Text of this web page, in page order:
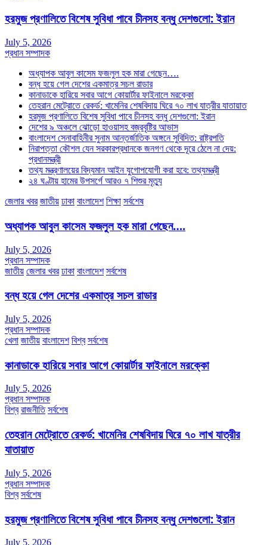
হরমুজ প্রণালিতে বিশেষ সুবিধা পাবে চীনসহ বন্ধু দেশগুলো: ইরান
July 5, 2026
প্রধান সম্পাদক
অধ্যাপক আবুল কাসেম ফজলুল হক মারা গেছেন….
বন্ধ হয়ে গেল দেশের একমাত্র সচল রাডার
কানাডাকে হারিয়ে সবার আগে কোয়ার্টার ফাইনালে মরক্কো
তেহরান মেট্রোতে রেকর্ড: খামেনির শেষবিদায় ঘিরে ৭০ লাখ যাত্রীর যাতায়াত
হরমুজ প্রণালিতে বিশেষ সুবিধা পাবে চীনসহ বন্ধু দেশগুলো: ইরান
দেশের ৯ অঞ্চলে ঝোড়ো হাওয়াসহ বজ্রবৃষ্টির আভাস
বাংলাদেশ সেনাবাহিনীর সুনাম আন্তর্জাতিক অঙ্গনে সুবিদিত: রাষ্ট্রপতি
নিরাপত্তা কৌশল যেন সরকারপ্রধানকে জনগণ থেকে দূরে ঠেলে না দেয়:
প্রধানমন্ত্রী
তথ্য মন্ত্রণালয়ের বিদ্যমান আইন যুগোপযোগী করা হবে: তথ্যমন্ত্রী
২৪ ঘণ্টায় হামের উপসর্গে আরও ৭ শিশুর মৃত্যু
জেলার খবর জাতীয় ঢাকা বাংলাদেশ শিক্ষা সর্বশেষ
অধ্যাপক আবুল কাসেম ফজলুল হক মারা গেছেন….
July 5, 2026
প্রধান সম্পাদক
জাতীয় জেলার খবর ঢাকা বাংলাদেশ সর্বশেষ
বন্ধ হয়ে গেল দেশের একমাত্র সচল রাডার
July 5, 2026
প্রধান সম্পাদক
খেলা জাতীয় বাংলাদেশ বিশ্ব সর্বশেষ
কানাডাকে হারিয়ে সবার আগে কোয়ার্টার ফাইনালে মরক্কো
July 5, 2026
প্রধান সম্পাদক
বিশ্ব রাজনীতি সর্বশেষ
তেহরান মেট্রোতে রেকর্ড: খামেনির শেষবিদায় ঘিরে ৭০ লাখ যাত্রীর
যাতায়াত
July 5, 2026
প্রধান সম্পাদক
বিশ্ব সর্বশেষ
হরমুজ প্রণালিতে বিশেষ সুবিধা পাবে চীনসহ বন্ধু দেশগুলো: ইরান
July 5, 2026